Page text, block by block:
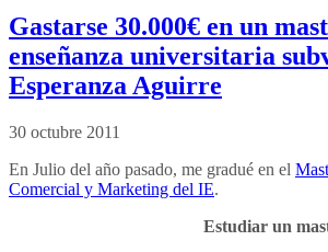
Gastarse 30.000€ en un
enseñanza universitaria
Esperanza Aguirre
30 octubre 2011
En Julio del año pasado, me gradué en el
Comercial y Marketing del IE.
Estudiar un